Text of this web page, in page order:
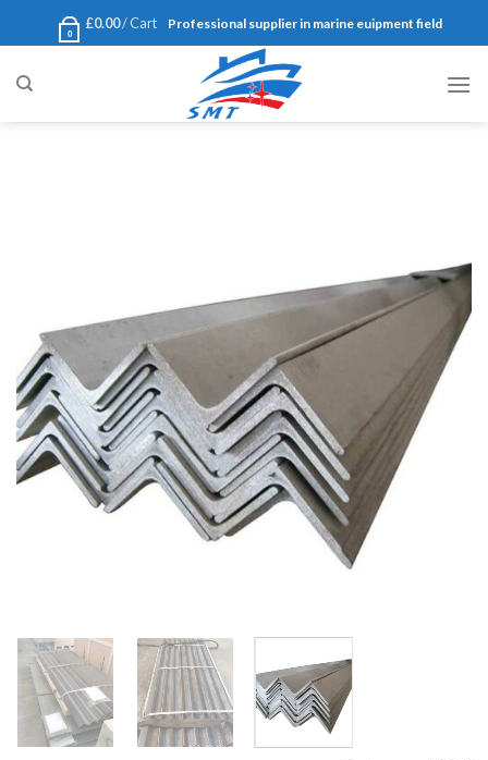
Professional supplier in marine euipment field
Cart /
£0.00
0